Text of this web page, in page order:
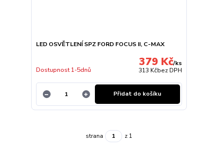
LED OSVĚTLENÍ SPZ FORD FOCUS II, C-MAX
379 Kč/ks
313 Kčbez DPH
Dostupnost 1-5dnů
Přidat do košíku
strana z 1